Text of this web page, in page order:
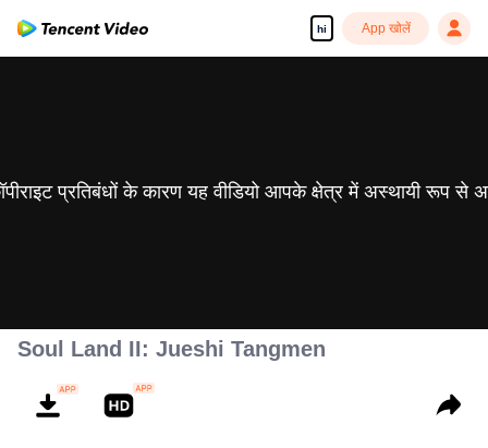
hi App खोलें
प्रतिबंधों के कारण यह वीडियो आपके क्षेत्र में अस्थायी रूप से
Soul Land II: Jueshi Tangmen